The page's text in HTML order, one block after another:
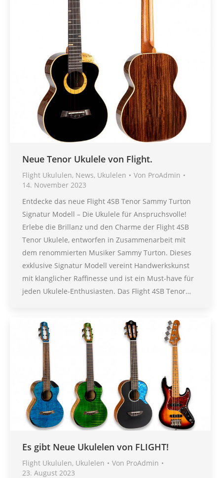
Neue Tenor Ukulele von Flight.
Flight Ukululen, News, Ukulelen Von ProAdmin
14. November 2023
Entdecke das neue Flight 4SB Tenor Sammy Turton
Signatur Modell – Die Ukulele für Anspruchsvolle!
Erlebe die Brillanz und den Charme der Flight 4SB
Tenor Ukulele, entworfen in Zusammenarbeit mit
dem renommierten Musiker Sammy Turton. Dieses
exklusive Signatur Modell vereint Handwerkskunst
mit klanglicher Raffinesse und ist ein Must-have für
jeden Ukulele-Enthusiasten. Das Flight 4SB Tenor…
Es gibt Neue Ukulelen von FLIGHT!
Flight Ukululen, Ukulelen Von ProAdmin
23. August 2023